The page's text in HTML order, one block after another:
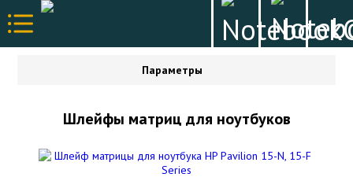
Параметры
Шлейфы матриц для ноутбуков